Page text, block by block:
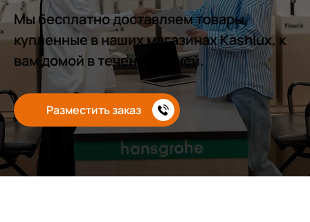
Мы бесплатно доставляем товары,
купленные в наших магазинах Kashlux, к
вам домой в течение 3 дней.
Разместить заказ